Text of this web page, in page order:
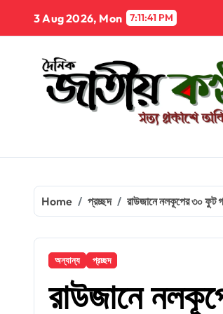
content
3 Aug 2026, Mon 7:11:42 PM
Home প্রচ্ছদ রাউজানে নলকূপের ৩০ ফুট
অন্যান্য প্রচ্ছদ
রাউজানে